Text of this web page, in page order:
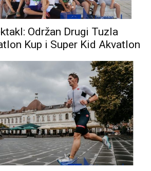
Održan Drugi Tuzla
Kup i Super Kid Akvatlon